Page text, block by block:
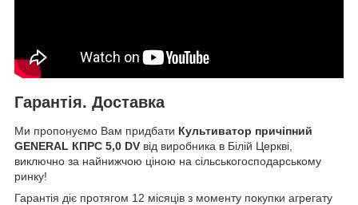
Гарантія. Доставка
Ми пропонуємо Вам придбати Культиватор причіпний
GENERAL КПРС 5,0 DV від виробника в Білій Церкві,
виключно за найнижчою ціною на сільськогосподарському
ринку!
Гарантія діє протягом 12 місяців з моменту покупки агрегату